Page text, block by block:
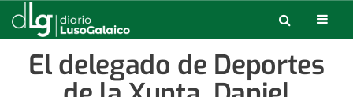
El delegado de Deportes